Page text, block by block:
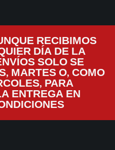
RECIBIMOS
DÍA DE LA
SOLO SE
MARTES O, COMO
PARA
ENTREGA EN